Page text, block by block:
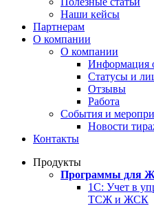
Наши кейсы
Партнерам
О компании
О компании
Информация
Статусы и
Отзывы
Работа
События и
Новости
Контакты
Продукты
Программы для
1С: Учет в
ТСЖ и ЖСК